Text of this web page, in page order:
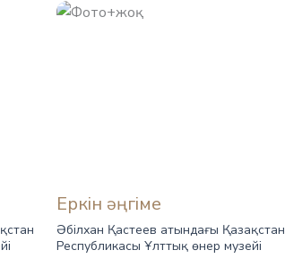
Еркін әңгіме
Әбілхан Қастеев атындағы Қазақстан
Республикасы Ұлттық өнер музейі